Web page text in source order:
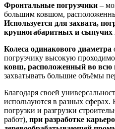
Фронтальные погрузчики –
большим ковшом,
Используется для захвата,
крупногабаритных и сыпучих
Колеса одинакового диаметра
погрузчику высокую
ковш, расположенный во
захватывать большие объёмы
Благодаря своей
используются в разных сферах.
погрузки и разгрузки
работ), при разработке